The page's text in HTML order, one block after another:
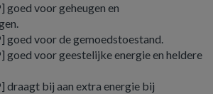
goed voor geheugen en
goed voor de gemoedstoestand.
goed voor geestelijke energie en heldere
draagt bij aan extra energie bij